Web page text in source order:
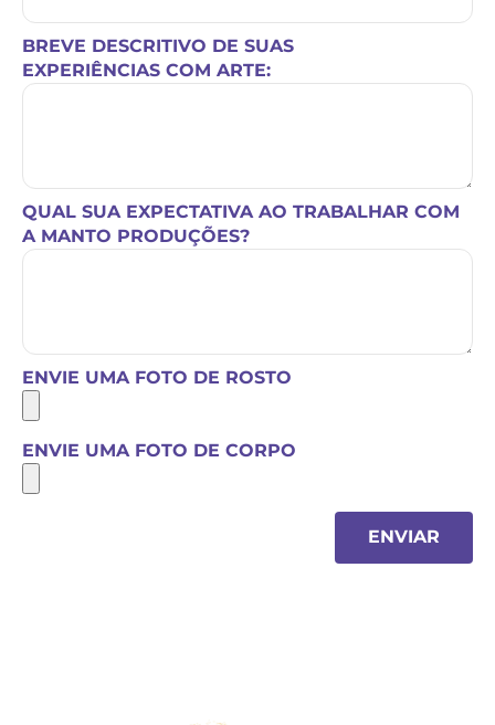
BREVE DESCRITIVO DE SUAS
EXPERIÊNCIAS COM ARTE:
QUAL SUA EXPECTATIVA AO TRABALHAR COM
A MANTO PRODUÇÕES?
ENVIE UMA FOTO DE ROSTO
ENVIE UMA FOTO DE CORPO
ENVIAR